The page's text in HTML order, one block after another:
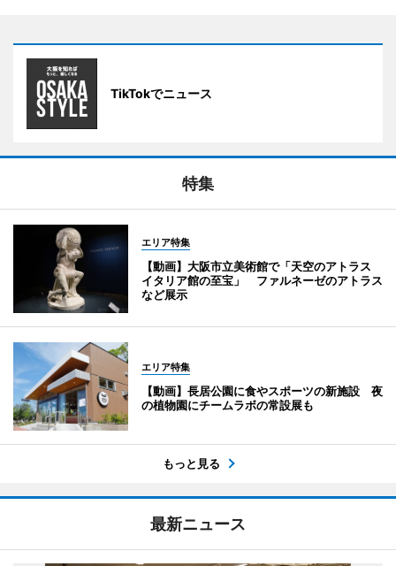
TikTokでニュース
特集
エリア特集
【動画】大阪市立美術館で「天空のアトラス
イタリア館の至宝」 ファルネーゼのアトラス
など展示
エリア特集
【動画】長居公園に食やスポーツの新施設 夜
の植物園にチームラボの常設展も
もっと見る
最新ニュース